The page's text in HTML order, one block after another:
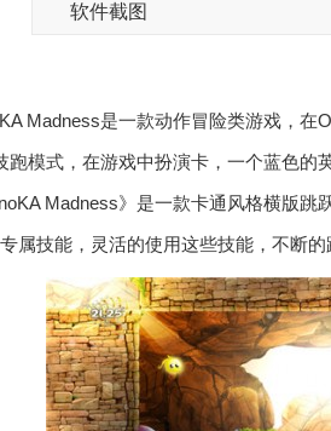
软件截图
是一款动作冒险类游戏，在
跑模式，在游戏中扮演卡，一个蓝色
Madness》是一款卡通风格横版跳
属技能，灵活的使用这些技能，不断